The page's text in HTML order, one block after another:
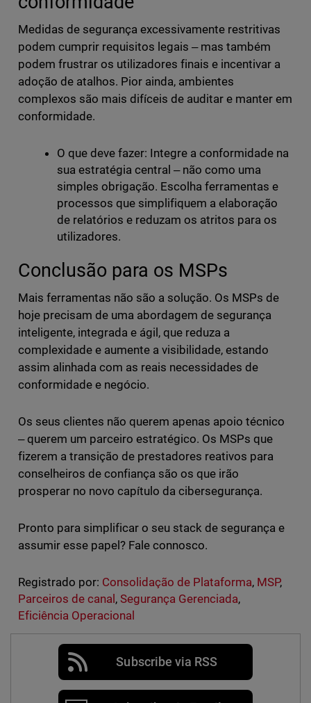
Medidas de segurança excessivamente restritivas
podem cumprir requisitos legais ‒ mas também
podem frustrar os utilizadores finais e incentivar a
adoção de atalhos. Pior ainda, ambientes
complexos são mais difíceis de auditar e manter em
conformidade.
O que deve fazer: Integre a conformidade na
sua estratégia central ‒ não como uma
simples obrigação. Escolha ferramentas e
processos que simplifiquem a elaboração
de relatórios e reduzam os atritos para os
utilizadores.
Conclusão para os MSPs
Mais ferramentas não são a solução. Os MSPs de
hoje precisam de uma abordagem de segurança
inteligente, integrada e ágil, que reduza a
complexidade e aumente a visibilidade, estando
assim alinhada com as reais necessidades de
conformidade e negócio.
Os seus clientes não querem apenas apoio técnico
‒ querem um parceiro estratégico. Os MSPs que
fizerem a transição de prestadores reativos para
conselheiros de confiança são os que irão
prosperar no novo capítulo da cibersegurança.
Pronto para simplificar o seu stack de segurança e
assumir esse papel? Fale connosco.
Registrado por: Consolidação de Plataforma, MSP,
Parceiros de canal , Segurança Gerenciada,
Eficiência Operacional
Subscribe via RSS